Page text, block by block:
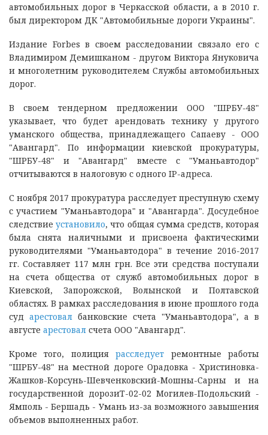
автомобильных дорог в Черкасской области, а в 2010 г.
был директором ДК "Автомобильные дороги Украины".
Издание Forbes в своем расследовании связало его с
Владимиром Демишканом - другом Виктора Януковича
и многолетним руководителем Службы автомобильных
дорог.
В своем тендерном предложении ООО "ШРБУ-48"
указывает, что будет арендовать технику у другого
уманского общества, принадлежащего Сапаеву - ООО
"Авангард". По информации киевской прокуратуры,
"ШРБУ-48" и "Авангард" вместе с "Уманьавтодор"
отчитываются в налоговую с одного IP-адреса.
С ноября 2017 прокуратура расследует преступную схему
с участием "Уманьавтодора" и "Авангарда". Досудебное
следствиеустановило, что общая сумма средств, которая
была снята наличными и присвоена фактическими
руководителями "Уманьавтодора" в течение 2016-2017
гг. Составляет 117 млн грн. Все эти средства поступали
на счета общества от служб автомобильных дорог в
Киевской, Запорожской, Волынской и Полтавской
областях. В рамках расследования в июне прошлого года
суд арестовал банковские счета "Уманьавтодора", а в
августе арестовал счета ООО "Авангард".
Кроме того, полициярасследует ремонтные работы
"ШРБУ-48" на местной дороге Орадовка - Христиновка-
Жашков-Корсунь-Шевченковский-Мошны-Сарны и на
государственной дорозиТ-02-02 Могилев-Подольский -
Ямполь - Бершадь - Умань из-за возможного завышения
объемов выполненных работ.